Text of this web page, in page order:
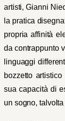
artisti, Gianni
la pratica
propria affinità
da contrappunto
linguaggi
bozzetto
sua capacità di
un sogno,